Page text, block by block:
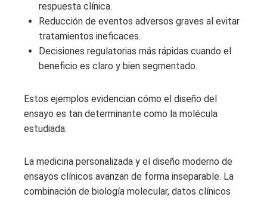
respuesta clínica.
Reducción de eventos adversos graves al evitar
tratamientos ineficaces.
Decisiones regulatorias más rápidas cuando el
beneficio es claro y bien segmentado.
Estos ejemplos evidencian cómo el diseño del
ensayo es tan determinante como la molécula
estudiada.
La medicina personalizada y el diseño moderno de
ensayos clínicos avanzan de forma inseparable. La
combinación de biología molecular, datos clínicos